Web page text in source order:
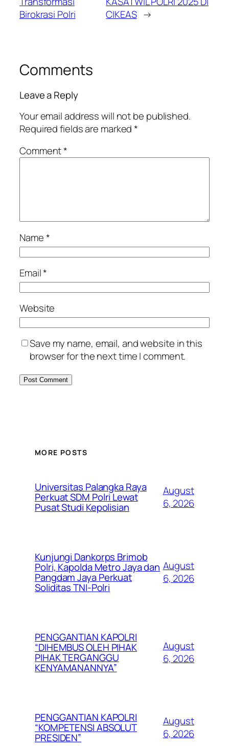
Birokrasi Polri
CIKEAS →
Comments
Leave a Reply
Your email address will not be published.
Required fields are marked*
Comment*
Name*
Email*
Website
Save my name, email, and website in this
browser for the next time I comment.
MORE POSTS
Universitas Palangka Raya
Perkuat SDM Polri Lewat
Pusat Studi Kepolisian
August
6, 2026
Kunjungi Dankorps Brimob
Polri, Kapolda Metro Jaya dan
Pangdam Jaya Perkuat
Soliditas TNI-Polri
August
6, 2026
PENGGANTIAN KAPOLRI
“DIHEMBUS OLEH PIHAK
PIHAK TERGANGGU
KENYAMANANNYA”
August
6, 2026
PENGGANTIAN KAPOLRI
“KOMPETENSI ABSOLUT
PRESIDEN”
August
6, 2026